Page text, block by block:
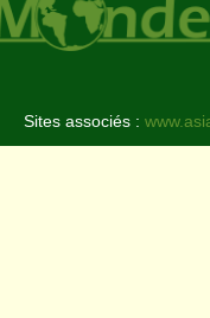
Sites associés :